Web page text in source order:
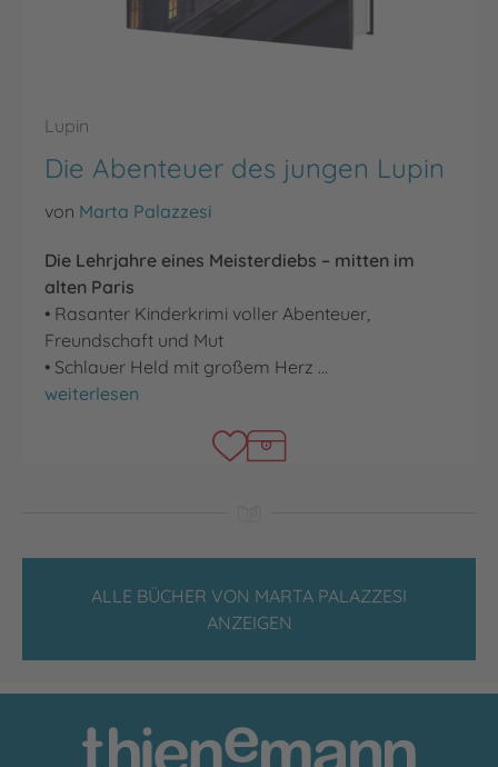
Lupin
Die Abenteuer des jungen Lupin
von Marta Palazzesi
Die Lehrjahre eines Meisterdiebs – mitten im
alten Paris
• Rasanter Kinderkrimi voller Abenteuer,
Freundschaft und Mut
• Schlauer Held mit großem Herz …
Die Abenteuer des jungen Lupin
weiterlesen
ALLE BÜCHER VON MARTA PALAZZESI
ANZEIGEN